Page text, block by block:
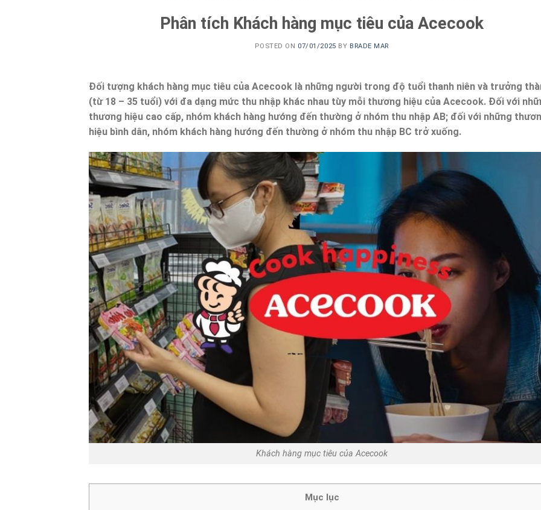
Phân tích Khách hàng mục tiêu của Acecook
POSTED ON 07/01/2025 BY BRADE MAR
Đối tượng khách hàng mục tiêu của Acecook là những người trong độ tuổi thanh niên và trưởng
(từ 18 – 35 tuổi) với đa dạng mức thu nhập khác nhau tùy mỗi thương hiệu của Acecook. Đối với
thương hiệu cao cấp, nhóm khách hàng hướng đến thường ở nhóm thu nhập AB; đối với những
hiệu bình dân, nhóm khách hàng hướng đến thường ở nhóm thu nhập BC trở xuống.
Khách hàng mục tiêu của Acecook
Mục lục